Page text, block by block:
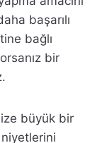
başarılı
bağlı
bir
büyük bir
niyetlerini